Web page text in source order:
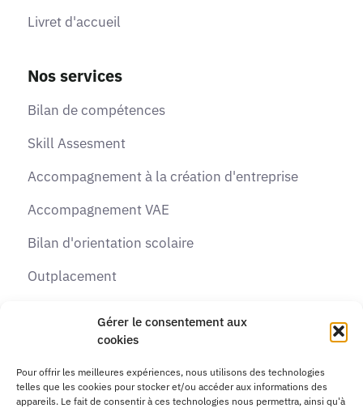
Gérer le consentement aux
cookies
Pour offrir les meilleures expériences, nous utilisons des technologies
telles que les cookies pour stocker et/ou accéder aux informations des
appareils. Le fait de consentir à ces technologies nous permettra, ainsi qu'à
Livret d'accueil
Nos services
Bilan de compétences
Skill Assesment
Accompagnement à la création d'entreprise
Accompagnement VAE
Bilan d'orientation scolaire
Outplacement
Formations
Contactez-nous